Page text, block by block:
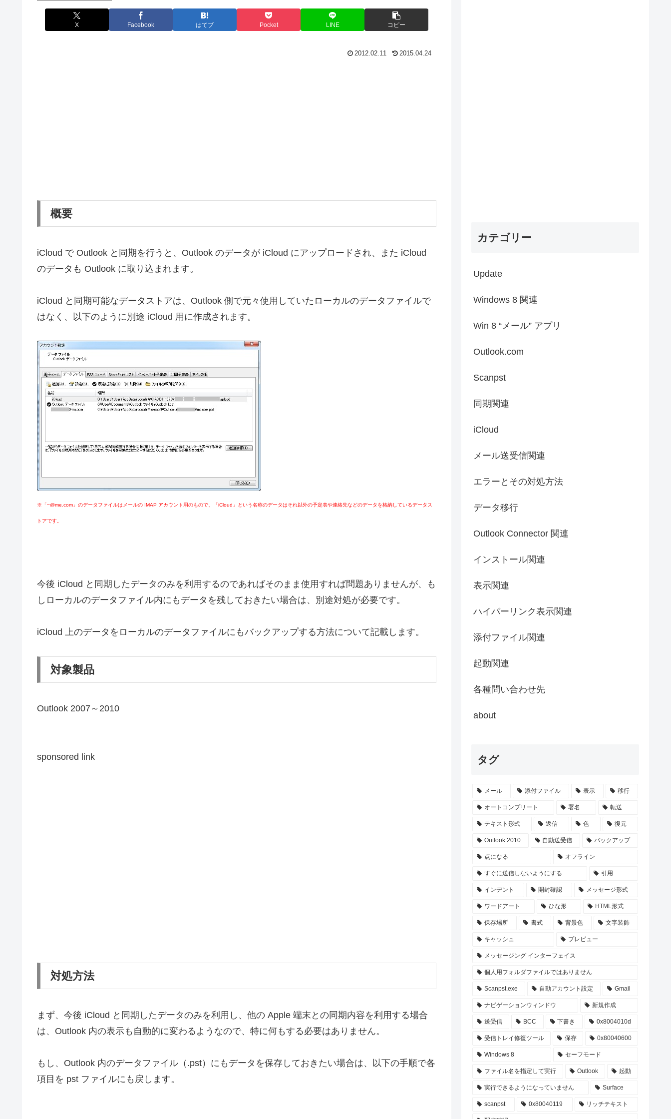
X Facebook はてブ Pocket LINE コピー
2012.02.11 2015.04.24
概要
iCloud で Outlook と同期を行うと、Outlook のデータが iCloud にアップロードされ、また iCloud
のデータも Outlook に取り込まれます。
iCloud と同期可能なデータストアは、Outlook 側で元々使用していたローカルのデータファイルで
はなく、以下のように別途 iCloud 用に作成されます。
※「~@me.com」のデータファイルはメールの IMAP アカウント用のもので、「iCloud」という名称のデータはそれ以外の予定表や連絡先などのデータを格納しているデータス
トアです。
今後 iCloud と同期したデータのみを利用するのであればそのまま使用すれば問題ありませんが、も
しローカルのデータファイル内にもデータを残しておきたい場合は、別途対処が必要です。
iCloud 上のデータをローカルのデータファイルにもバックアップする方法について記載します。
対象製品
Outlook 2007～2010
sponsored link
対処方法
まず、今後 iCloud と同期したデータのみを利用し、他の Apple 端末との同期内容を利用する場合
は、Outlook 内の表示も自動的に変わるようなので、特に何もする必要はありません。
もし、Outlook 内のデータファイル（.pst）にもデータを保存しておきたい場合は、以下の手順で各
項目を pst ファイルにも戻します。
カテゴリー
Update
Windows 8 関連
Win 8 “メール” アプリ
Outlook.com
Scanpst
同期関連
iCloud
メール送受信関連
エラーとその対処方法
データ移行
Outlook Connector 関連
インストール関連
表示関連
ハイパーリンク表示関連
添付ファイル関連
起動関連
各種問い合わせ先
about
タグ
メール 添付ファイル 表示 移行
オートコンプリート 署名 転送
テキスト形式 返信 色 復元
Outlook 2010 自動送受信 バックアップ
点になる オフライン
すぐに送信しないようにする 引用
インデント 開封確認 メッセージ形式
ワードアート ひな形 HTML形式
保存場所 書式 背景色 文字装飾
キャッシュ プレビュー
メッセージング インターフェイス
個人用フォルダファイルではありません
Scanpst.exe 自動アカウント設定 Gmail
ナビゲーションウィンドウ 新規作成
送受信 BCC 下書き 0x8004010d
受信トレイ修復ツール 保存 0x80040600
Windows 8 セーフモード
ファイル名を指定して実行 Outlook 起動
実行できるようになっていません Surface
scanpst 0x80040119 リッチテキスト